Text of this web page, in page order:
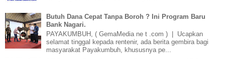
Butuh Dana Cepat Tanpa Boroh ? Ini Program Baru
Bank Nagari.
PAYAKUMBUH, ( GemaMedia ne t .com ) | Ucapkan
selamat tinggal kepada rentenir, ada berita gembira bagi
masyarakat Payakumbuh, khususnya pe...